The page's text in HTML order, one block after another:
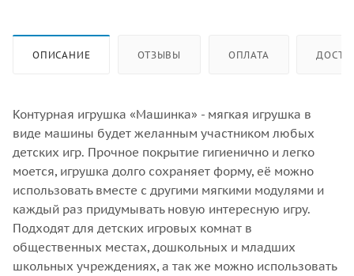
ОПИСАНИЕ ОТЗЫВЫ ОПЛАТА
Контурная игрушка «Машинка» - мягкая игрушка в
виде машины будет желанным участником любых
детских игр. Прочное покрытие гигиенично и легко
моется, игрушка долго сохраняет форму, её можно
использовать вместе с другими мягкими модулями и
каждый раз придумывать новую интересную игру.
Подходят для детских игровых комнат в
общественных местах, дошкольных и младших
школьных учреждениях, а так же можно использовать